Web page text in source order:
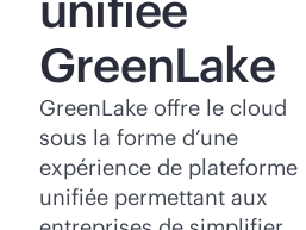
GreenLake
GreenLake offre le cloud
sous la forme d’une
expérience de plateforme
unifiée permettant aux